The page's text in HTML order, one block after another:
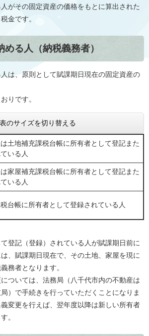
がその固定資産の価格をもとに算出された
金です。
める人（納税義務者）
は、原則として賦課期日現在の固定資産の
りです。
表のサイズを切り替える
土地補充課税台帳に所有者として登記また
いる人
家屋補充課税台帳に所有者として登記また
いる人
台帳に所有者として登録されている人
登記（登録）されている人が賦課期日前に
、賦課期日現在で、その土地、家屋を現に
務者となります。
ついては、法務局（八千代市内の不動産は
）で手続きを行っていただくことになりま
変更を行えば、翌年度以降は新しい所有者
。